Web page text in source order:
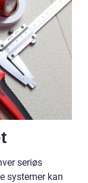
seriøs
systemer kan